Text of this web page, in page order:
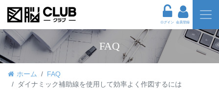
ログイン 会員登録
FAQ
ホーム
FAQ
ダイナミック補助線を使用して効率よく作図するには